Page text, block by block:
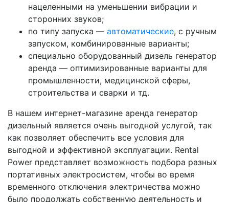
нацеленными на уменьшении вибрации и
сторонних звуков;
по типу запуска — автоматические, с ручным
запуском, комбинированные варианты;
специально оборудованный дизель генератор
аренда — оптимизированные варианты для
промышленности, медицинской сферы,
строительства и сварки и тд.
В нашем интернет-магазине аренда генератор
дизельный является очень выгодной услугой, так
как позволяет обеспечить все условия для
выгодной и эффективной эксплуатации. Rental
Power представляет возможность подбора разных
портативных электросистем, чтобы во время
временного отключения электричества можно
было продолжать собственную деятельность и